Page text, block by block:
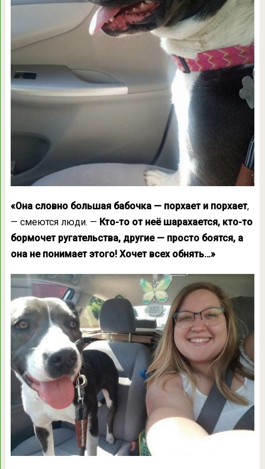
«Она словно большая бабочка — порхает и порхает,
— смеются люди. — Кто-то от неё шарахается, кто-то
бормочет ругательства, другие — просто боятся, а
она не понимает этого! Хочет всех обнять…»